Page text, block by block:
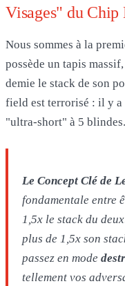
Visages" du Chip
Nous sommes à la
possède un tapis
demie le stack de son
field est terrorisé : il y a
"ultra-short" à 5 blindes.
Le Concept Clé de
fondamentale entre
1,5x le stack du
plus de 1,5x son
passez en mode
tellement vos